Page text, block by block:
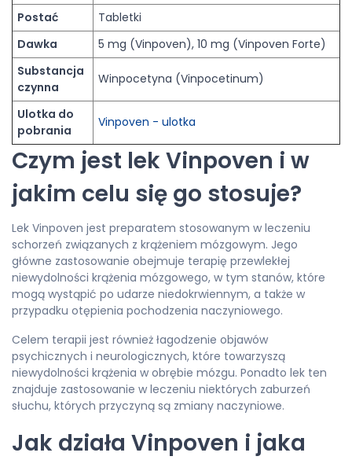
Postać
Tabletki
Dawka
5 mg (Vinpoven), 10 mg (Vinpoven Forte)
Substancja
czynna
Winpocetyna (Vinpocetinum)
Ulotka do
pobrania
Vinpoven - ulotka
Czym jest lek Vinpoven i w
jakim celu się go stosuje?
Lek Vinpoven jest preparatem stosowanym w leczeniu
schorzeń związanych z krążeniem mózgowym. Jego
główne zastosowanie obejmuje terapię przewlekłej
niewydolności krążenia mózgowego, w tym stanów, które
mogą wystąpić po udarze niedokrwiennym, a także w
przypadku otępienia pochodzenia naczyniowego.
Celem terapii jest również łagodzenie objawów
psychicznych i neurologicznych, które towarzyszą
niewydolności krążenia w obrębie mózgu. Ponadto lek ten
znajduje zastosowanie w leczeniu niektórych zaburzeń
słuchu, których przyczyną są zmiany naczyniowe.
Jak działa Vinpoven i jaka